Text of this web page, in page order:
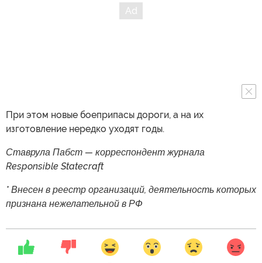
При этом новые боеприпасы дороги, а на их
изготовление нередко уходят годы.
Ставрула Пабст — корреспондент журнала
Responsible Statecraft
* Внесен в реестр организаций, деятельность которых
признана нежелательной в РФ